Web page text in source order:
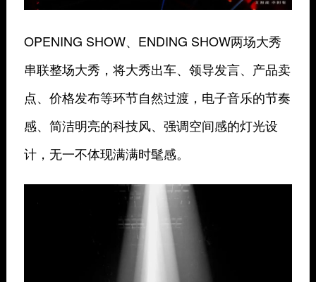
OPENING SHOW、ENDING SHOW两场大秀
串联整场大秀，将大秀出车、领导发言、产品卖
点、价格发布等环节自然过渡，电子音乐的节奏
感、简洁明亮的科技风、强调空间感的灯光设
计，无一不体现满满时髦感。